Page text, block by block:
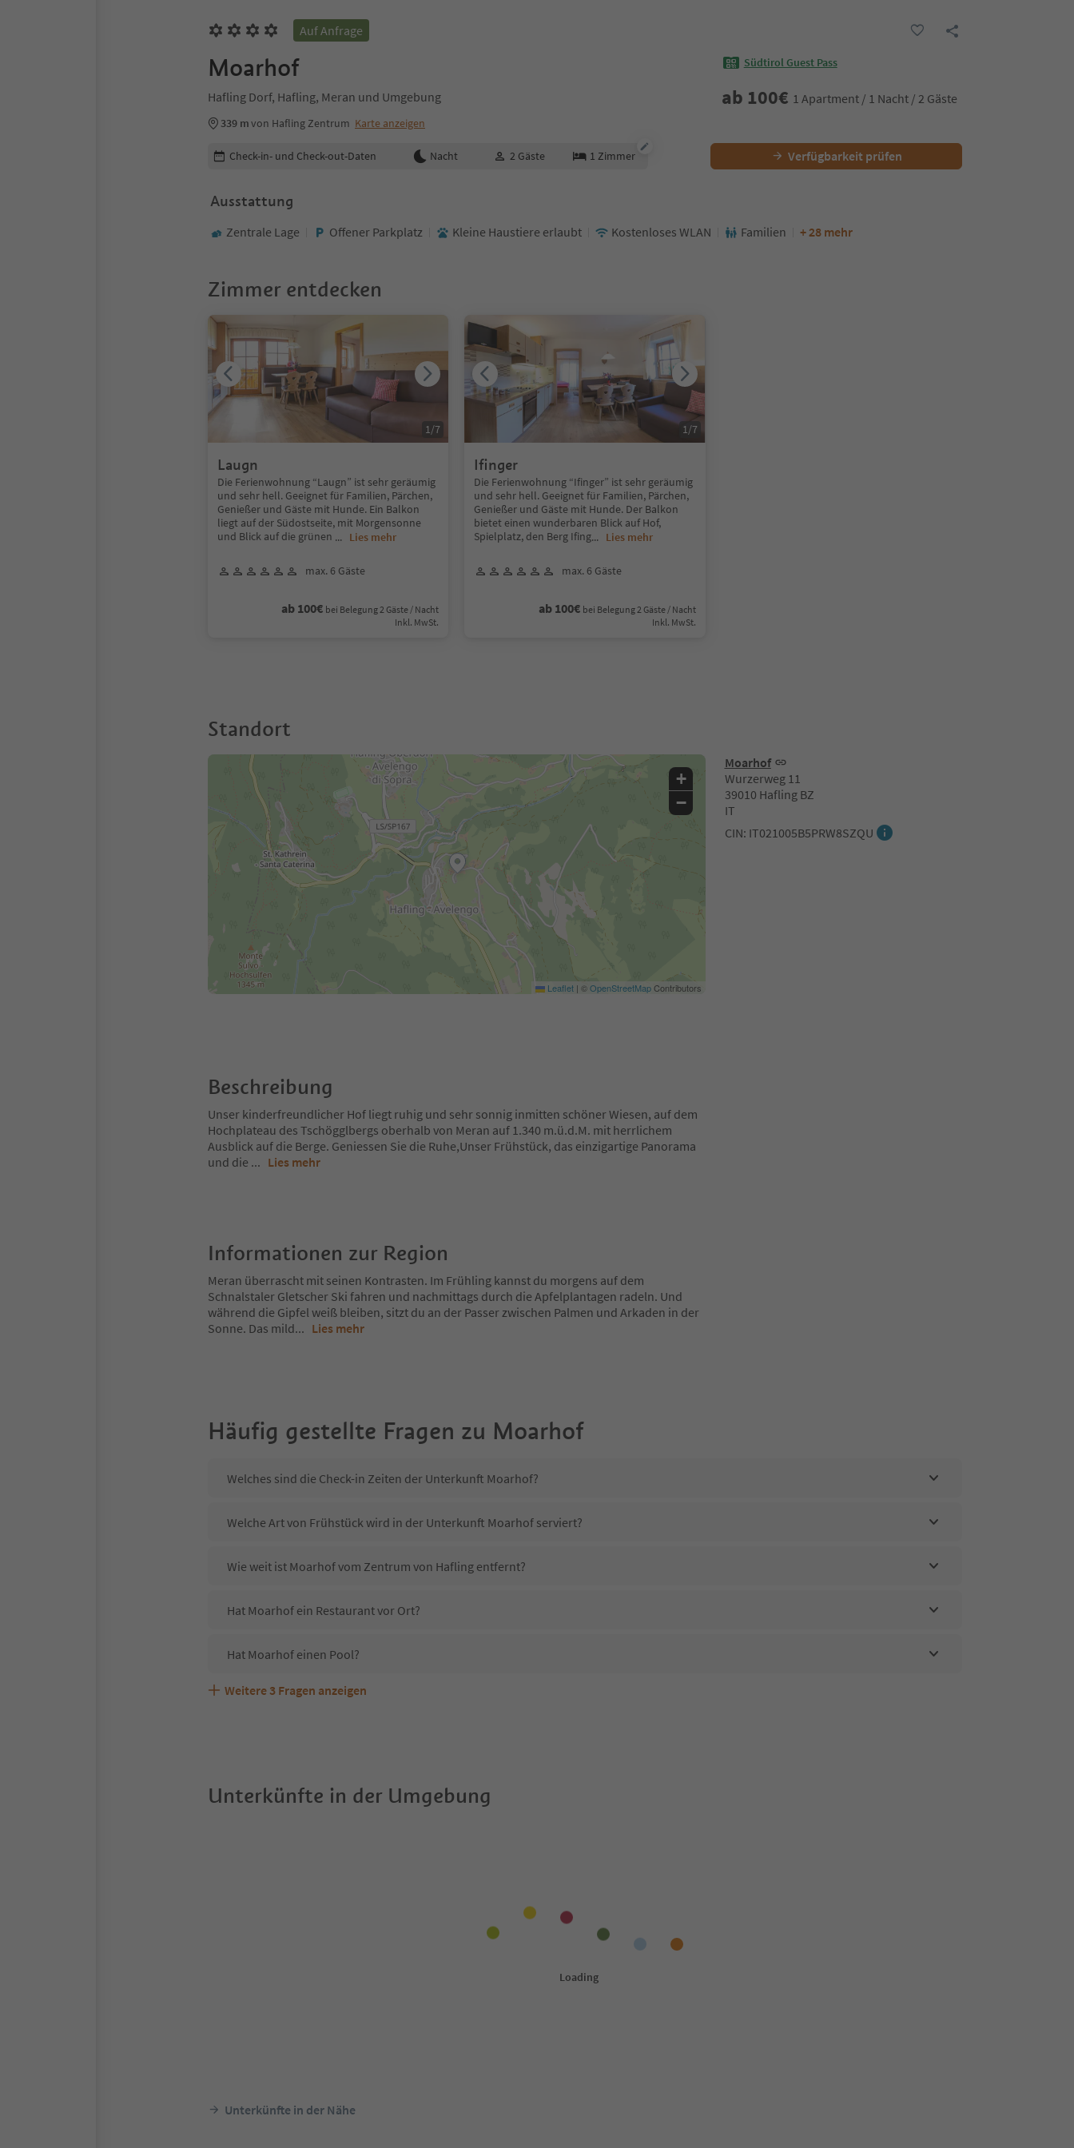
Auf Anfrage
Moarhof
Hafling Dorf, Hafling, Meran und Umgebung
339 mvon Hafling Zentrum Karte anzeigen
Südtirol Guest Pass
ab 100€ 1 Apartment / 1 Nacht / 2 Gäste
Buchungsdetails bearbeiten
Check-in- und Check-out-Daten Nacht 2 Gäste 1 Zimmer Verfügbarkeit prüfen
Ausstattung
Zentrale Lage Offener Parkplatz Kleine Haustiere erlaubt Kostenloses WLAN Familien + 28 mehr
Zimmer entdecken
Laugn
Die Ferienwohnung “Laugn” ist sehr geräumig
und sehr hell. Geeignet für Familien, Pärchen,
Genießer und Gäste mit Hunde. Ein Balkon
liegt auf der Südostseite, mit Morgensonne
und Blick auf die grünen ... Lies mehr
max. 6 Gäste
ab 100€ bei Belegung 2 Gäste / Nacht
Inkl. MwSt.
1/7
Ifinger
Die Ferienwohnung “Ifinger” ist sehr geräumig
und sehr hell. Geeignet für Familien, Pärchen,
Genießer und Gäste mit Hunde. Der Balkon
bietet einen wunderbaren Blick auf Hof,
Spielplatz, den Berg Ifing... Lies mehr
max. 6 Gäste
ab 100€ bei Belegung 2 Gäste / Nacht
Inkl. MwSt.
1/7
Standort
Moarhof
Wurzerweg 11
39010 Hafling BZ
IT
CIN: IT021005B5PRW8SZQU
+
−
Leaflet | ©OpenStreetMapContributors
Beschreibung
Unser kinderfreundlicher Hof liegt ruhig und sehr sonnig inmitten schöner Wiesen, auf dem
Hochplateau des Tschögglbergs oberhalb von Meran auf 1.340 m.ü.d.M. mit herrlichem
Ausblick auf die Berge. Geniessen Sie die Ruhe,Unser Frühstück, das einzigartige Panorama
und die ... Lies mehr
Informationen zur Region
Meran überrascht mit seinen Kontrasten. Im Frühling kannst du morgens auf dem
Schnalstaler Gletscher Ski fahren und nachmittags durch die Apfelplantagen radeln. Und
während die Gipfel weiß bleiben, sitzt du an der Passer zwischen Palmen und Arkaden in der
Sonne. Das mild... Lies mehr
Häufig gestellte Fragen zu Moarhof
Welches sind die Check-in Zeiten der Unterkunft Moarhof?
Welche Art von Frühstück wird in der Unterkunft Moarhof serviert?
Wie weit ist Moarhof vom Zentrum von Hafling entfernt?
Hat Moarhof ein Restaurant vor Ort?
Hat Moarhof einen Pool?
Sind Haustiere in der Unterkunft Moarhof erlaubt?
Welche Services bietet Moarhof?
Weitere 3 Fragen anzeigen
Unterkünfte in der Umgebung
Unterkünfte in der Nähe